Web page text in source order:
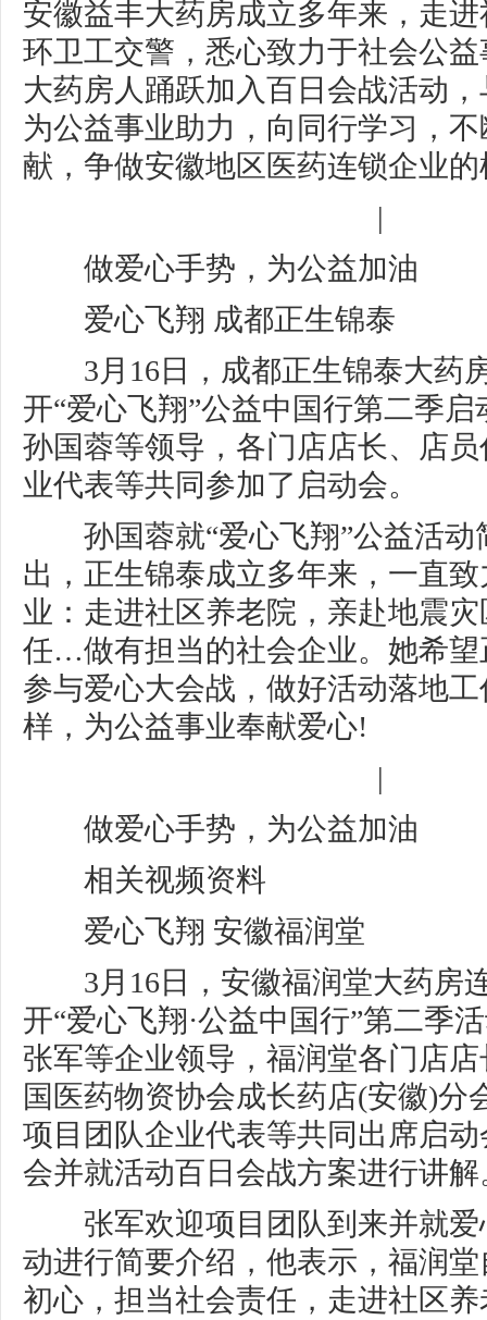
安徽益丰大药房成立多年来，走
环卫工交警，悉心致力于社会公
大药房人踊跃加入百日会战活动
为公益事业助力，向同行学习，
献，争做安徽地区医药连锁企业
|
做爱心手势，为公益加油
爱心飞翔 成都正生锦泰
3月16日，成都正生锦泰大药
开“爱心飞翔”公益中国行第二季
孙国蓉等领导，各门店店长、店
业代表等共同参加了启动会。
孙国蓉就“爱心飞翔”公益活动
出，正生锦泰成立多年来，一直
业：走进社区养老院，亲赴地震
任…做有担当的社会企业。她希望
参与爱心大会战，做好活动落地
样，为公益事业奉献爱心!
|
做爱心手势，为公益加油
相关视频资料
爱心飞翔 安徽福润堂
3月16日，安徽福润堂大药房
开“爱心飞翔·公益中国行”第二季
张军等企业领导，福润堂各门店
国医药物资协会成长药店(安徽)分
项目团队企业代表等共同出席启
会并就活动百日会战方案进行讲解
张军欢迎项目团队到来并就爱
动进行简要介绍，他表示，福润
初心，担当社会责任，走进社区